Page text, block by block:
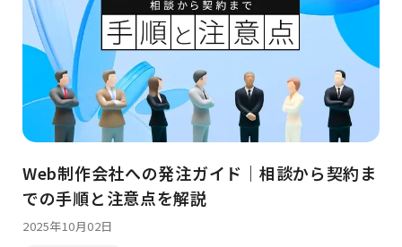
Web制作会社への発注ガイド｜相談から契約ま
での手順と注意点を解説
2025年10月02日